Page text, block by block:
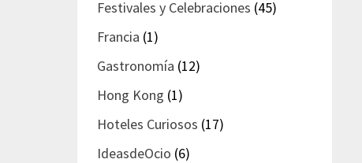
Festivales y Celebraciones (45)
Francia (1)
Gastronomía (12)
Hong Kong (1)
Hoteles Curiosos (17)
IdeasdeOcio (6)